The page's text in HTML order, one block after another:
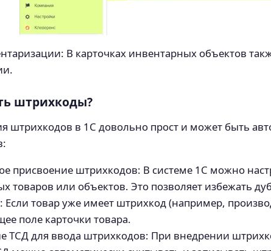
В карточках инвентарных объектов
штрихкоды?
штрихкодов в 1С довольно прост и может быть
присвоение штрихкодов: В системе 1С можно
товаров или объектов. Это позволяет избежать
товар уже имеет штрихкод (например,
поле карточки товара.
ТСД для ввода штрихкодов: При внедрении